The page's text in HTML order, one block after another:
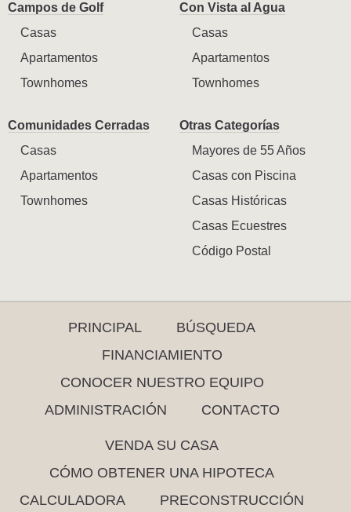
Campos de Golf
Casas
Apartamentos
Townhomes
Con Vista al Agua
Casas
Apartamentos
Townhomes
Comunidades Cerradas
Casas
Apartamentos
Townhomes
Otras Categorías
Mayores de 55 Años
Casas con Piscina
Casas Históricas
Casas Ecuestres
Código Postal
PRINCIPAL
BÚSQUEDA
FINANCIAMIENTO
CONOCER NUESTRO EQUIPO
ADMINISTRACIÓN
CONTACTO
VENDA SU CASA
CÓMO OBTENER UNA HIPOTECA
CALCULADORA
PRECONSTRUCCIÓN